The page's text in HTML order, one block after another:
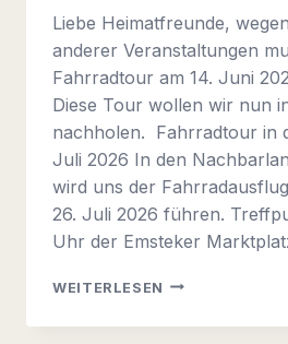
Liebe Heimatfreunde,
anderer Veranstaltungen
Fahrradtour am 14. Juni
Diese Tour wollen wir nun
nachholen. Fahrradtour in
Juli 2026 In den
wird uns der
26. Juli 2026 führen.
Uhr der Emsteker
WEITERLESEN INFORMATION
NR.